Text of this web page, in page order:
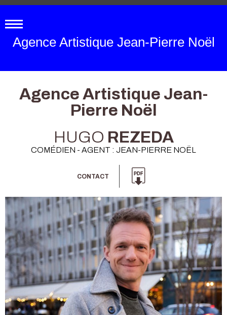
Agence Artistique Jean-Pierre Noël
Agence Artistique Jean-
Pierre Noël
HUGO REZEDA
COMÉDIEN - AGENT : JEAN-PIERRE NOËL
CONTACT